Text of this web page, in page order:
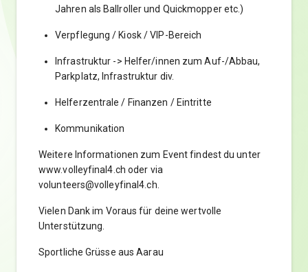
Jahren als Ballroller und Quickmopper etc.)
Verpflegung / Kiosk / VIP-Bereich
Infrastruktur -> Helfer/innen zum Auf-/Abbau,
Parkplatz, Infrastruktur div.
Helferzentrale / Finanzen / Eintritte
Kommunikation
Weitere Informationen zum Event findest du unter
www.volleyfinal4.ch oder via
volunteers@volleyfinal4.ch.
Vielen Dank im Voraus für deine wertvolle
Unterstützung.
Sportliche Grüsse aus Aarau